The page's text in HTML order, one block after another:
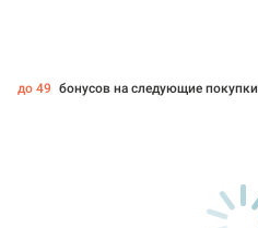
до 49 бонусов на следующие покупки